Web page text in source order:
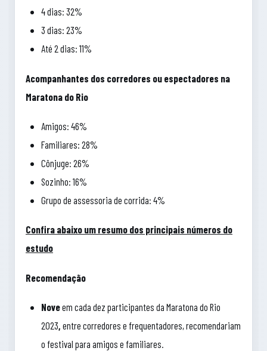
4 dias: 32%
3 dias: 23%
Até 2 dias: 11%
Acompanhantes dos corredores ou espectadores na
Maratona do Rio
Amigos: 46%
Familiares: 28%
Cônjuge: 26%
Sozinho: 16%
Grupo de assessoria de corrida: 4%
Confira abaixo um resumo dos principais números do
estudo
Recomendação
Noveem cada dez participantes da Maratona do Rio
2023, entre corredores e frequentadores, recomendariam
o festival para amigos e familiares.